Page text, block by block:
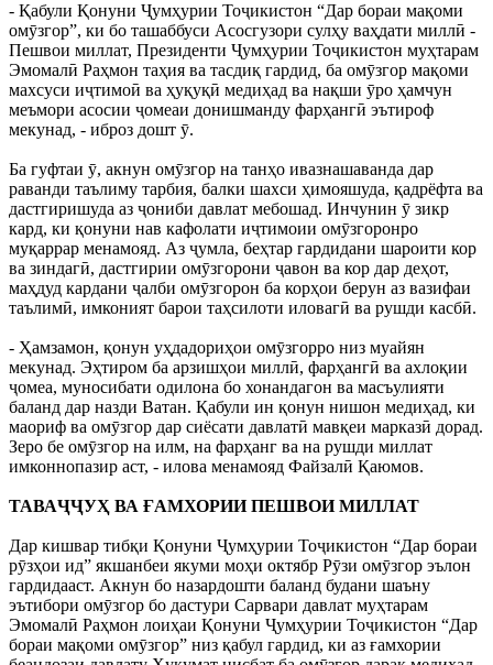
- Қабули Қонуни Ҷумҳурии Тоҷикистон “Дар бораи мақоми
омӯзгор”, ки бо ташаббуси Асосгузори сулҳу ваҳдати миллӣ -
Пешвои миллат, Президенти Ҷумҳурии Тоҷикистон муҳтарам
Эмомалӣ Раҳмон таҳия ва тасдиқ гардид, ба омӯзгор мақоми
махсуси иҷтимоӣ ва ҳуқуқӣ медиҳад ва нақши ӯро ҳамчун
меъмори асосии ҷомеаи донишманду фарҳангӣ эътироф
мекунад, - иброз дошт ӯ.
Ба гуфтаи ӯ, акнун омӯзгор на танҳо ивазнашаванда дар
раванди таълиму тарбия, балки шахси ҳимояшуда, қадрёфта ва
дастгиришуда аз ҷониби давлат мебошад. Инчунин ӯ зикр
кард, ки қонуни нав кафолати иҷтимоии омӯзгоронро
муқаррар менамояд. Аз ҷумла, беҳтар гардидани шароити кор
ва зиндагӣ, дастгирии омӯзгорони ҷавон ва кор дар деҳот,
маҳдуд кардани ҷалби омӯзгорон ба корҳои берун аз вазифаи
таълимӣ, имконият барои таҳсилоти иловагӣ ва рушди касбӣ.
- Ҳамзамон, қонун уҳдадориҳои омӯзгорро низ муайян
мекунад. Эҳтиром ба арзишҳои миллӣ, фарҳангӣ ва ахлоқии
ҷомеа, муносибати одилона бо хонандагон ва масъулияти
баланд дар назди Ватан. Қабули ин қонун нишон медиҳад, ки
маориф ва омӯзгор дар сиёсати давлатӣ мавқеи марказӣ дорад.
Зеро бе омӯзгор на илм, на фарҳанг ва на рушди миллат
имконнопазир аст, - илова менамояд Файзалӣ Қаюмов.
ТАВАҶҶУҲ ВА ҒАМХОРИИ ПЕШВОИ МИЛЛАТ
Дар кишвар тибқи Қонуни Ҷумҳурии Тоҷикистон “Дар бораи
рӯзҳои ид” якшанбеи якуми моҳи октябр Рӯзи омӯзгор эълон
гардидааст. Акнун бо назардошти баланд будани шаъну
эътибори омӯзгор бо дастури Сарвари давлат муҳтарам
Эмомалӣ Раҳмон лоиҳаи Қонуни Ҷумҳурии Тоҷикистон “Дар
бораи мақоми омӯзгор” низ қабул гардид, ки аз ғамхории